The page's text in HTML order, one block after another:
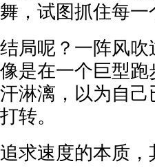
舞，试图抓住每
结局呢？一阵风
像是在一个巨型
汗淋漓，以为自
打转。
追求速度的本质